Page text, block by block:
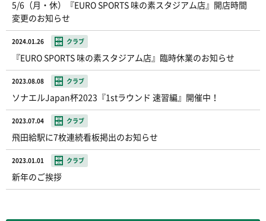
5/6（月・休）『EURO SPORTS 味の素スタジアム店』開店時間
変更のお知らせ
2024.01.26 クラブ
『EURO SPORTS 味の素スタジアム店』臨時休業のお知らせ
2023.08.08 クラブ
ソナエルJapan杯2023『1stラウンド 速習編』開催中！
2023.07.04 クラブ
飛田給駅に7枚連続看板掲出のお知らせ
2023.01.01 クラブ
新年のご挨拶